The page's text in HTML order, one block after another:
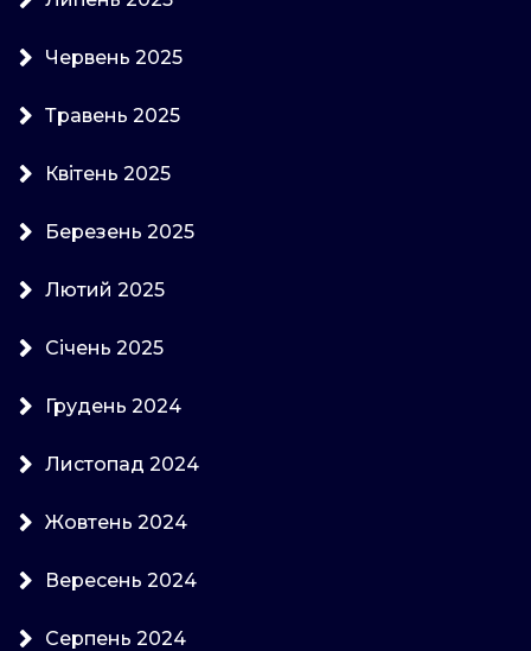
Червень 2025
Травень 2025
Квітень 2025
Березень 2025
Лютий 2025
Січень 2025
Грудень 2024
Листопад 2024
Жовтень 2024
Вересень 2024
Серпень 2024